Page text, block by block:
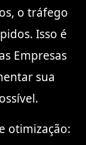
o tráfego
Isso é
Empresas
sua
otimização: